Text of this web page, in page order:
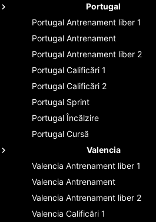
Portugal
Portugal Antrenament liber 1
Portugal Antrenament
Portugal Antrenament liber 2
Portugal Calificări 1
Portugal Calificări 2
Portugal Sprint
Portugal Încălzire
Portugal Cursă
Valencia
Valencia Antrenament liber 1
Valencia Antrenament
Valencia Antrenament liber 2
Valencia Calificări 1